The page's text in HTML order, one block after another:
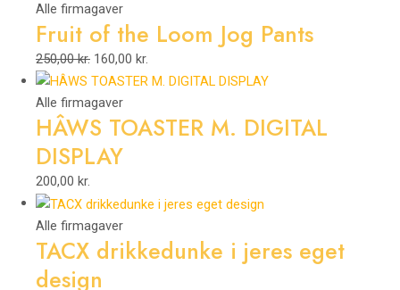
Alle firmagaver
Fruit of the Loom Jog Pants
250,00kr. 160,00 kr.
Alle firmagaver
HÂWS TOASTER M. DIGITAL
DISPLAY
200,00 kr.
Alle firmagaver
TACX drikkedunke i jeres eget
design